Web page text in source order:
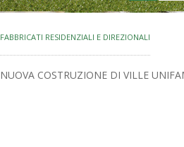
1 2
FABBRICATI RESIDENZIALI E DIREZIONALI
NUOVA COSTRUZIONE DI VILLE